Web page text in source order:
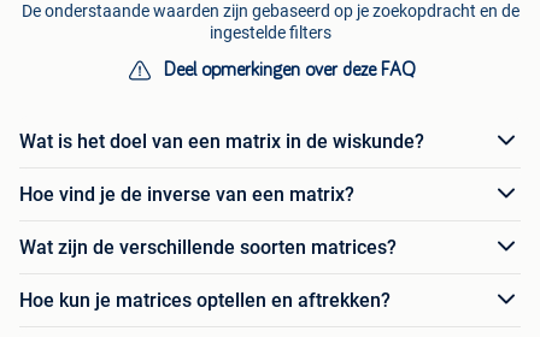
De onderstaande waarden zijn gebaseerd op je zoekopdracht en de
ingestelde filters
Deel opmerkingen over deze FAQ
Wat is het doel van een matrix in de wiskunde?
Hoe vind je de inverse van een matrix?
Wat zijn de verschillende soorten matrices?
Hoe kun je matrices optellen en aftrekken?